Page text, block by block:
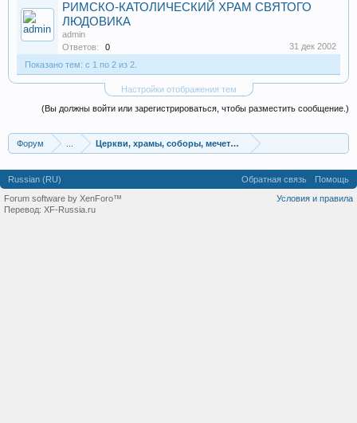
РИМСКО-КАТОЛИЧЕСКИЙ ХРАМ СВЯТОГО
ЛЮДОВИКА
admin
Ответов:
0
31 дек 2002
Показано тем: с 1 по 2 из 2.
Настройки отображения тем
(Вы должны войти или зарегистрироваться, чтобы разместить сообщение.)
Форум Церкви, храмы, соборы, мечети, синагоги
Russian (RU) Обратная связь
Помощь
Условия и правила
Forum software by XenForo™
Перевод: XF-Russia.ru